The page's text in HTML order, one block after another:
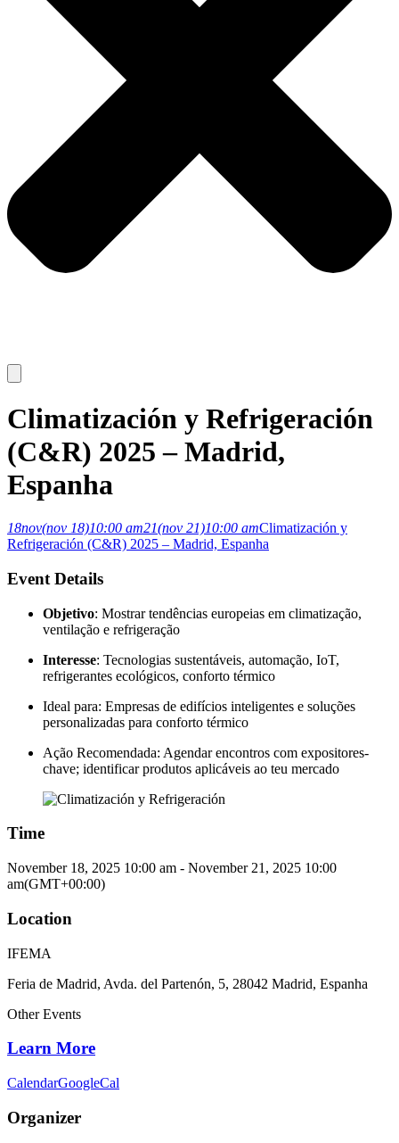
Climatización y Refrigeración
(C&R) 2025 – Madrid,
Espanha
18nov(nov 18)10:00 am21(nov 21)10:00 amClimatización y
Refrigeración (C&R) 2025 – Madrid, Espanha
Event Details
Objetivo: Mostrar tendências europeias em climatização,
ventilação e refrigeração
Interesse: Tecnologias sustentáveis, automação, IoT,
refrigerantes ecológicos, conforto térmico
Ideal para: Empresas de edifícios inteligentes e soluções
personalizadas para conforto térmico
Ação Recomendada: Agendar encontros com expositores-
chave; identificar produtos aplicáveis ao teu mercado
Time
November 18, 2025 10:00 am - November 21, 2025 10:00
am(GMT+00:00)
Location
IFEMA
Feria de Madrid, Avda. del Partenón, 5, 28042 Madrid, Espanha
Other Events
Learn More
CalendarGoogleCal
Organizer